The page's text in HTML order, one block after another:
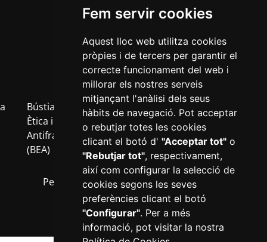
Fem servir cookies
Aquest lloc web utilitza cookies
pròpies i de tercers per garantir el
correcte funcionament del web i
millorar els nostres serveis
mitjançant l'anàlisi dels seus
hàbits de navegació. Pot acceptar
o rebutjar totes les cookies
clicant el botó d' "Acceptar tot"o
"Rebutjar tot", respectivament,
així com configurar la selecció de
cookies segons les seves
preferències clicant el botó
"Configurar". Per a més
informació, pot visitar la nostra
Bústia
Ètica i
Antifrau
(BEA)
Política
de
privacitat
Política
de
cookies
Avís
Legal
Perfil del contractant Transparència